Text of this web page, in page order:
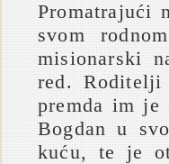
Promatrajući
svom
misionarski
red.
premda im je
Bogdan u
kuću, te je